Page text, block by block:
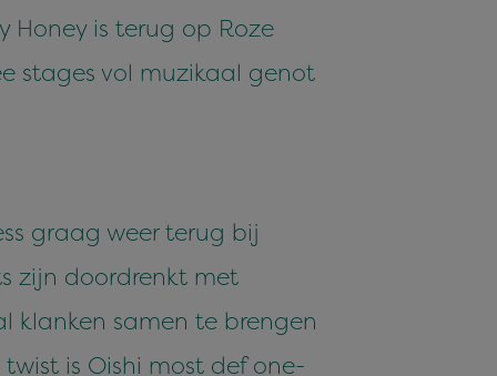
Honey is terug op Roze
stages vol muzikaal genot
graag weer terug bij
zijn doordrenkt met
klanken samen te brengen
is Oishi most def one-